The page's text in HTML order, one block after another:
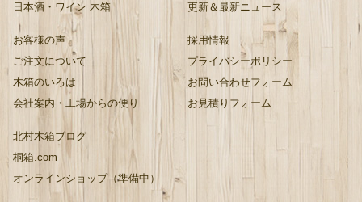
日本酒・ワイン 木箱
更新＆最新ニュース
お客様の声
ご注文について
木箱のいろは
会社案内・工場からの便り
採用情報
プライバシーポリシー
お問い合わせフォーム
お見積りフォーム
北村木箱ブログ
桐箱.com
オンラインショップ（準備中）